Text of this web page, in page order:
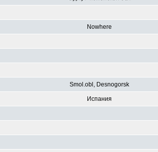
Nowhere
Smol.obl, Desnogorsk
Испания